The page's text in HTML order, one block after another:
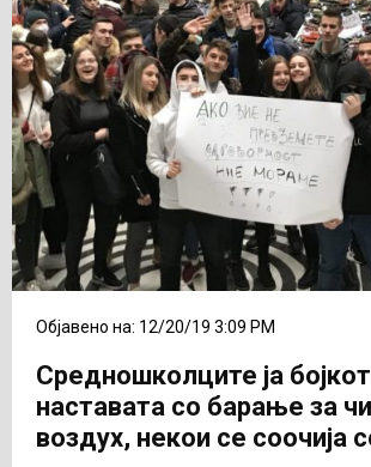
Објавено на: 12/20/19 3:09 PM
Средношколците ја
наставата со барање за
воздух, некои се соочија